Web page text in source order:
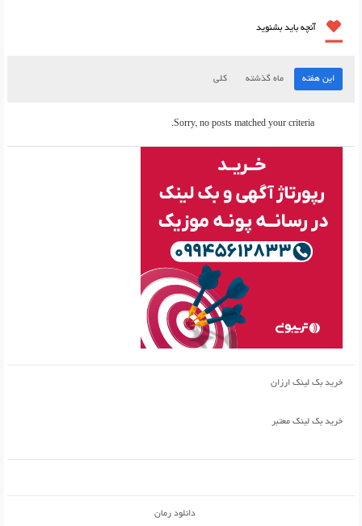
آنچه باید بشنوید
این هفته ماه گذشته کلی
Sorry, no posts matched your criteria.
خرید بک لینک ارزان
خرید بک لینک معتبر
دانلود رمان